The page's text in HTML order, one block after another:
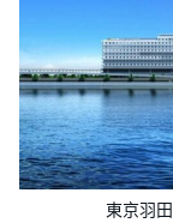
東京羽